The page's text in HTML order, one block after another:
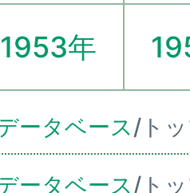
1953年
ータベース/ト
ータベース/ト